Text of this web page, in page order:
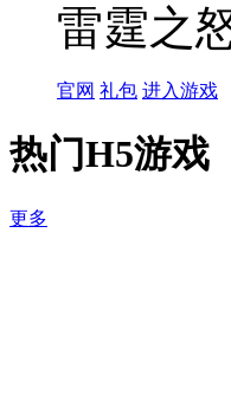
雷霆之
官网 礼包 进入游戏
热门H5游戏
更多